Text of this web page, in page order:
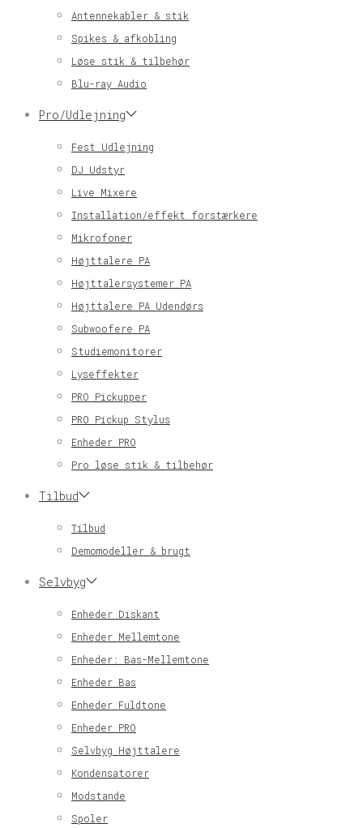
Antennekabler & stik
Spikes & afkobling
Løse stik & tilbehør
Blu-ray Audio
Pro/Udlejning
Fest Udlejning
DJ Udstyr
Live Mixere
Installation/effekt forstærkere
Mikrofoner
Højttalere PA
Højttalersystemer PA
Højttalere PA Udendørs
Subwoofere PA
Studiemonitorer
Lyseffekter
PRO Pickupper
PRO Pickup Stylus
Enheder PRO
Pro løse stik & tilbehør
Tilbud
Tilbud
Demomodeller & brugt
Selvbyg
Enheder Diskant
Enheder Mellemtone
Enheder: Bas-Mellemtone
Enheder Bas
Enheder Fuldtone
Enheder PRO
Selvbyg Højttalere
Kondensatorer
Modstande
Spoler